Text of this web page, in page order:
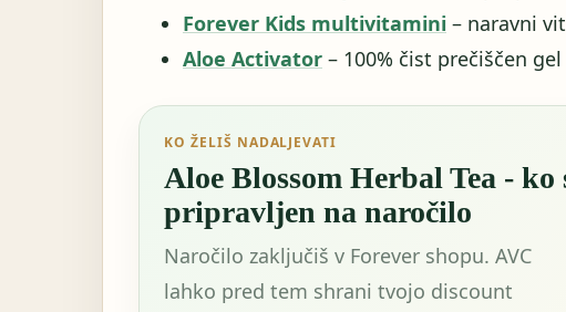
Forever Kids multivitamini – naravni
Aloe Activator – 100% čist prečiščen
KO ŽELIŠ NADALJEVATI
Aloe Blossom Herbal Tea - ko
pripravljen na naročilo
Naročilo zaključiš v Forever shopu. AVC
lahko pred tem shrani tvojo discount